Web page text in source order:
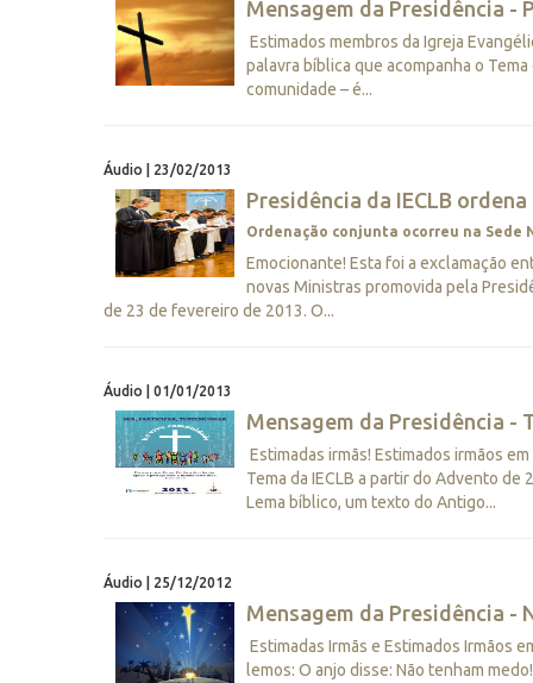
Mensagem da Presidência -
Estimados membros da Igreja
palavra bíblica que acompanha o
comunidade – é...
Áudio | 23/02/2013
Presidência da IECLB
Ordenação conjunta ocorreu na Sede
Emocionante! Esta foi a exclamação
novas Ministras promovida pela
de 23 de fevereiro de 2013. O...
Áudio | 01/01/2013
Mensagem da Presidência -
Estimadas irmãs! Estimados irmãos
Tema da IECLB a partir do Advento
Lema bíblico, um texto do Antigo...
Áudio | 25/12/2012
Mensagem da Presidência -
Estimadas Irmãs e Estimados Irmãos
lemos: O anjo disse: Não tenham